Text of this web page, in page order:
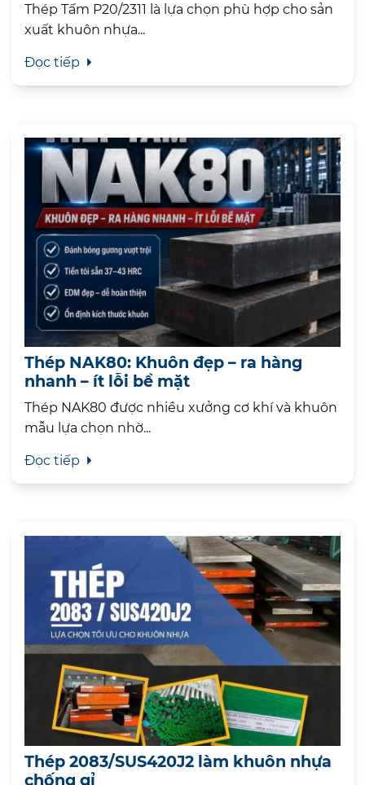
Thép Tấm P20/2311 là lựa chọn phù hợp cho sản
xuất khuôn nhựa...
Đọc tiếp
Thép NAK80: Khuôn đẹp – ra hàng
nhanh – ít lỗi bề mặt
Thép NAK80 được nhiều xưởng cơ khí và khuôn
mẫu lựa chọn nhờ...
Đọc tiếp
Thép 2083/SUS420J2 làm khuôn nhựa
chống gỉ